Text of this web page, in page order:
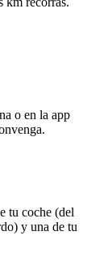
o en la app
tu coche (del
y una de tu